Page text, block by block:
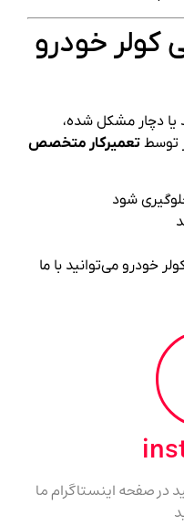
خودرو
دچار مشکل شده،
توسطتعمیرکار متخصص
شود
خودرو می‌توانید با ما
در صفحه اینستاگرام ما